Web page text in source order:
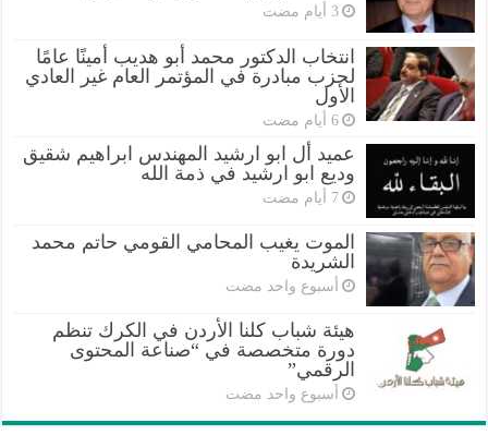
انتخاب الدكتور محمد أبو هديب أمينًا عامًا
لحزب مبادرة في المؤتمر العام غير العادي
الأول
عميد أل ابو ارشيد المهندس ابراهيم شقيق
وديع ابو ارشيد في ذمة الله
الموت يغيب المحامي القومي حاتم محمد
الشريدة
‏أسبوع واحد مضت
هيئة شباب كلنا الأردن في الكرك تنظم
دورة متخصصة في “صناعة المحتوى
الرقمي”
‏أسبوع واحد مضت